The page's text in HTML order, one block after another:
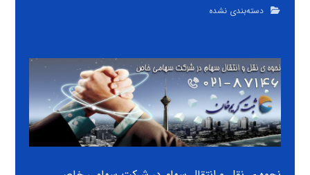
دسته‌بندی نشده